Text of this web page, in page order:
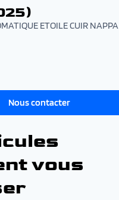
ETOILE CUIR NAPPA
Nous contacter
vous